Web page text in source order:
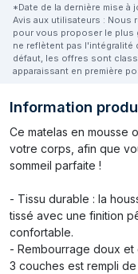
*Date de la dernière mise à
Avis aux utilisateurs : Nous
pour vous proposer le plus
ne reflètent pas l'intégralité
défaut, les offres sont
apparaissant en première
Information
Ce matelas en mousse
votre corps, afin que
sommeil parfaite !
- Tissu durable : la
tissé avec une finition
confortable.
- Rembourrage doux et
3 couches est rempli